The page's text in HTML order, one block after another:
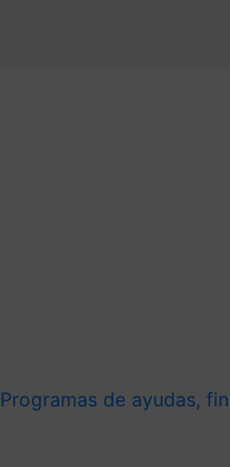
Programas de ayudas,